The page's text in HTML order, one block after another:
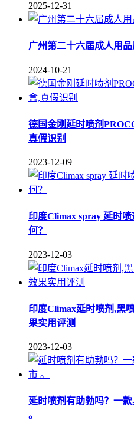
2025-12-31
广州第二十六届成人用
2024-10-21
德国金刚延时喷剂
真假识别
2023-12-09
印度Climax spray 延时
何？
2023-12-03
印度Climax延时喷剂,黑
果实用评测
2023-12-03
延时喷剂有助勃吗？一
。